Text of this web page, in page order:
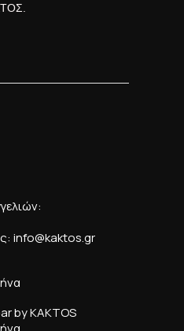
info@kaktos.gr
by KAKTOS